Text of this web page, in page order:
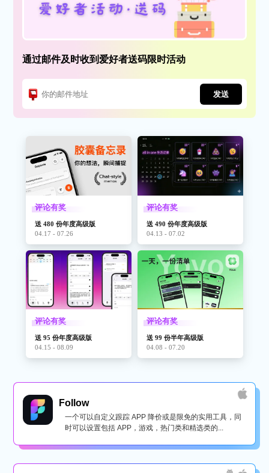
通过邮件及时收到爱好者送码限时活动
发送
评论有奖
送 480 份年度高级版
04.17 - 07.26
评论有奖
送 490 份年度高级版
04.13 - 07.02
评论有奖
送 95 份年度高级版
04.15 - 08.09
评论有奖
送 99 份半年高级版
04.08 - 07.20
Follow
一个可以自定义跟踪 APP 降价或是限免的实用工具，同
时可以设置包括 APP，游戏，热门类和精选类的...